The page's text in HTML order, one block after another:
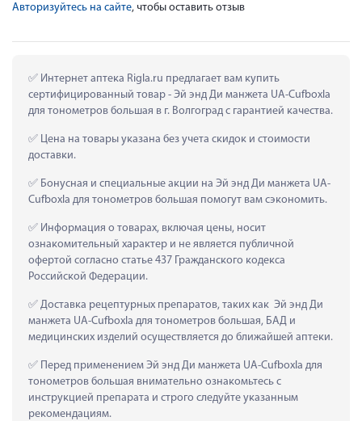
Авторизуйтесь на сайте, чтобы оставить отзыв
Интернет аптека Rigla.ru предлагает вам купить
сертифицированный товар - Эй энд Ди манжета UA-Cufboxla
для тонометров большая в г. Волгоград с гарантией качества.
Цена на товары указана без учета скидок и стоимости
доставки.
Бонусная и специальные акции на Эй энд Ди манжета UA-
Cufboxla для тонометров большая помогут вам сэкономить.
Информация о товарах, включая цены, носит
ознакомительный характер и не является публичной
офертой согласно статье 437 Гражданского кодекса
Российской Федерации.
Доставка рецептурных препаратов, таких как  Эй энд Ди
манжета UA-Cufboxla для тонометров большая, БАД и
медицинских изделий осуществляется до ближайшей аптеки.
Перед применением Эй энд Ди манжета UA-Cufboxla для
тонометров большая внимательно ознакомьтесь с
инструкцией препарата и строго следуйте указанным
рекомендациям.